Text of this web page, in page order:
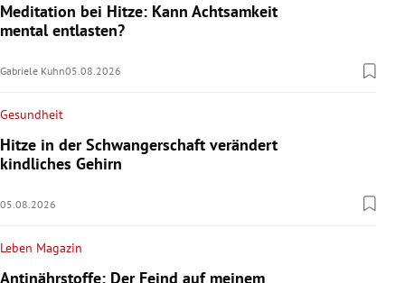
Meditation bei Hitze: Kann Achtsamkeit
mental entlasten?
Gabriele Kuhn05.08.2026
Gesundheit
Hitze in der Schwangerschaft verändert
kindliches Gehirn
05.08.2026
Leben Magazin
Antinährstoffe: Der Feind auf meinem